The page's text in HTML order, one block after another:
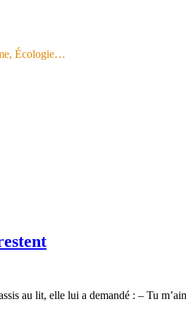
Écologie…
au lit, elle lui a demandé : – Tu